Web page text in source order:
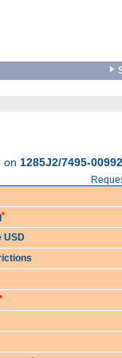
on 1285J2/7495-
*
USD
*